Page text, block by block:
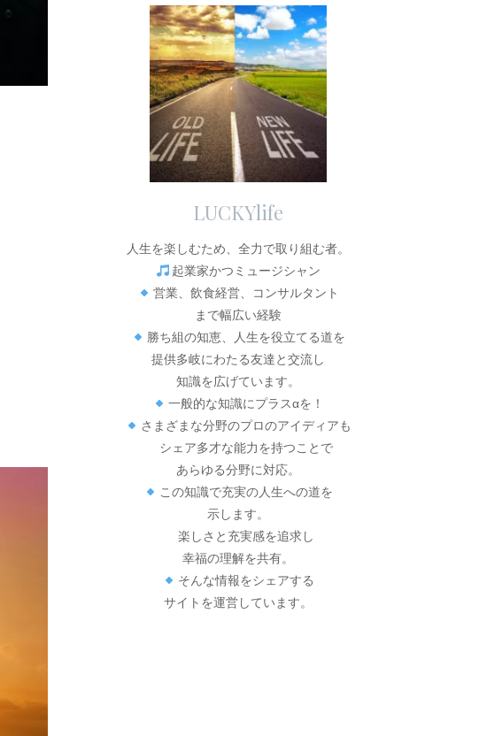
LUCKYlife
人生を楽しむため、全力で取り組む者。
起業家かつミュージシャン
営業、飲食経営、コンサルタント
まで幅広い経験
勝ち組の知恵、人生を役立てる道を
提供多岐にわたる友達と交流し
知識を広げています。
一般的な知識にプラスαを！
さまざまな分野のプロのアイディアも
シェア多才な能力を持つことで
あらゆる分野に対応。
この知識で充実の人生への道を
示します。
楽しさと充実感を追求し
幸福の理解を共有。
そんな情報をシェアする
サイトを運営しています。